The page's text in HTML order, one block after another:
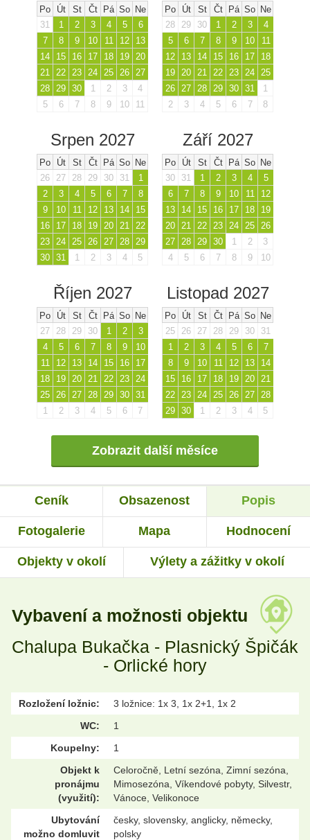
Po Út St Čt Pá So Ne
31
1 2 3 4 5
6
7
8 9 10 11 12
13
14
15 16 17 18 19
20
21
22 23 24 25 26
27
28
29 30 1 2 3
4
5
6 7 8 9 10 11
Po Út St Čt Pá So Ne
28
29 30 1 2 3
4
5
6 7 8 9 10
11
12
13 14 15 16 17
18
19
20 21 22 23 24
25
26
27 28 29 30 31
1
2
3 4 5 6 7 8
Srpen 2027
Po Út St Čt Pá So Ne
26
27 28 29 30 31
1
2
3 4 5 6 7
8
9
10 11 12 13 14
15
16
17 18 19 20 21 22
23 24 25 26 27 28 29
30 31 1 2 3 4 5
Září 2027
Po Út St Čt Pá So Ne
30
31 1 2 3 4
5
6
7 8 9 10 11
12
13
14 15 16 17 18
19
20 21 22 23 24 25 26
27 28 29 30 1 2
3
4
5 6 7 8 9 10
Říjen 2027
Po Út St Čt Pá So Ne
27
28 29 30 1 2
3
4
5 6 7 8 9
10
11
12 13 14 15 16
17
18
19 20 21 22 23 24
25 26 27 28 29 30 31
1
2 3 4 5 6 7
Listopad 2027
Po Út St Čt Pá So Ne
25
26 27 28 29 30
31
1
2 3 4 5 6
7
8
9 10 11 12 13
14
15
16 17 18 19 20 21
22 23 24 25 26 27 28
29 30 1 2 3 4 5
Zobrazit další měsíce
Ceník Obsazenost Popis
Fotogalerie Mapa Hodnocení
Objekty v okolí Výlety a zážitky v okolí
Vybavení a možnosti objektu
Chalupa Bukačka - Plasnický Špičák
- Orlické hory
Rozložení ložnic:
3 ložnice: 1x 3, 1x 2+1, 1x 2
WC:
1
Koupelny:
1
Objekt k
pronájmu
(využití):
Celoročně, Letní sezóna, Zimní sezóna,
Mimosezóna, Víkendové pobyty, Silvestr,
Vánoce, Velikonoce
Ubytování
možno domluvit
česky, slovensky, anglicky, německy,
polsky